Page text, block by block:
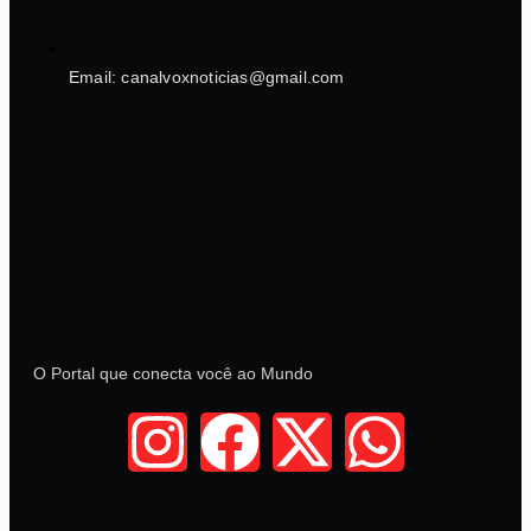
Email: canalvoxnoticias@gmail.com
O Portal que conecta você ao Mundo